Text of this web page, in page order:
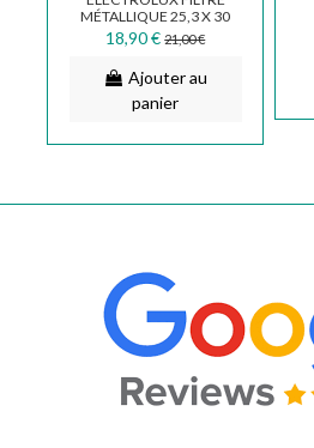
MÉTALLIQUE 25,3 X 30
CM 133.0017.054
18,90 € 21,00 €
Ajouter au
panier